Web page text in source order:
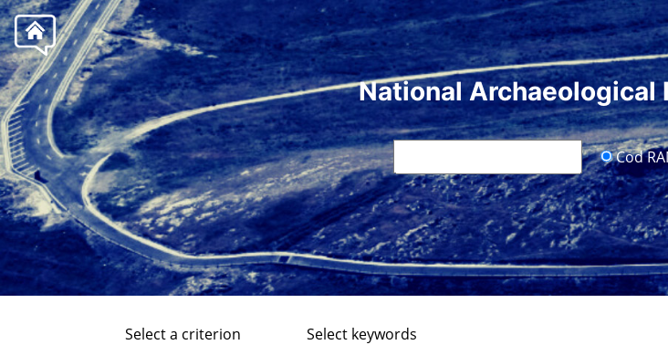
National Archaeological
Cod
Select a criterion Select keywords